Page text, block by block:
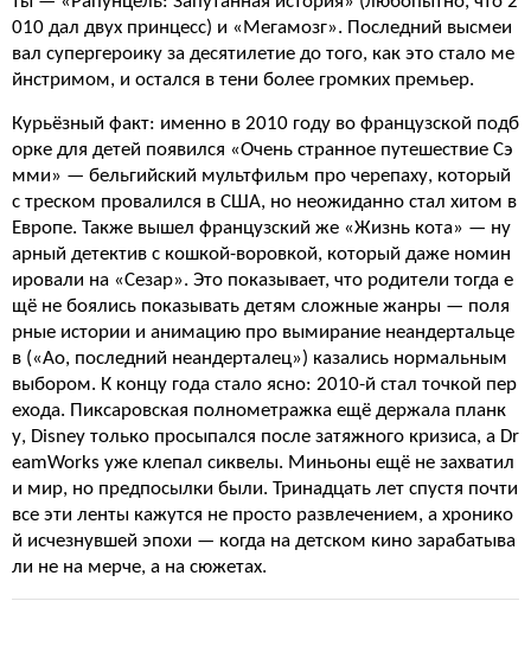
010 дал двух принцесс) и «Мегамозг». Последний высмеи
вал супергероику за десятилетие до того, как это стало ме
йнстримом, и остался в тени более громких премьер.
Курьёзный факт: именно в 2010 году во французской подб
орке для детей появился «Очень странное путешествие Сэ
мми» — бельгийский мультфильм про черепаху, который
с треском провалился в США, но неожиданно стал хитом в
Европе. Также вышел французский же «Жизнь кота» — ну
арный детектив с кошкой-воровкой, который даже номин
ировали на «Сезар». Это показывает, что родители тогда е
щё не боялись показывать детям сложные жанры — поля
рные истории и анимацию про вымирание неандертальце
в («Ао, последний неандерталец») казались нормальным
выбором. К концу года стало ясно: 2010-й стал точкой пер
ехода. Пиксаровская полнометражка ещё держала планк
у, Disney только просыпался после затяжного кризиса, а Dr
eamWorks уже клепал сиквелы. Миньоны ещё не захватил
и мир, но предпосылки были. Тринадцать лет спустя почти
все эти ленты кажутся не просто развлечением, а хронико
й исчезнувшей эпохи — когда на детском кино зарабатыва
ли не на мерче, а на сюжетах.